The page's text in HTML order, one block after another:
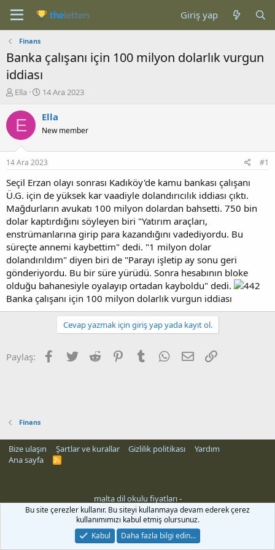
Giriş yap
Finans
Banka çalışanı için 100 milyon dolarlık vurgun
iddiası
K
n
b
u
u
b
a
ş
l
a
t
a
n
Ella
B
ş
a
g
ı
ç
a
r
i
h
i
14 Ara 2023
E Ella
New member
14 Ara 2023 #1
Seçil Erzan olayı sonrası Kadıköy'de kamu bankası çalışanı
Ü.G. için de yüksek kar vaadiyle dolandırıcılık iddiası çıktı.
Mağdurların avukatı 100 milyon dolardan bahsetti. 750 bin
dolar kaptırdığını söyleyen biri "Yatırım araçları,
enstrümanlarına girip para kazandığını vadediyordu. Bu
süreçte annemi kaybettim" dedi. "1 milyon dolar
dolandırıldım" diyen biri de "Parayı işletip ay sonu geri
gönderiyordu. Bu bir süre yürüdü. Sonra hesabının bloke
olduğu bahanesiyle oyalayıp ortadan kayboldu" dedi.
Banka çalışanı için 100 milyon dolarlık vurgun iddiası
Cevap yazmak için giriş yap yada kayıt ol.
Paylaş: Facebook
Twitter Reddit PinterestTumblr WhatsApp
E-posta
Finans
Bize ulaşın Şartlar ve kurallar Gizlilik politikası
Yardım
Ana sayfa
R
malta dil okulu fiyatları-
Bu site çerezler kullanır. Bu siteyi kullanmaya devam ederek çerez
kullanımımızı kabul etmiş olursunuz.
Kabul
Daha fazla bilgi edin…